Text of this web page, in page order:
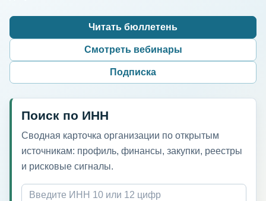
Читать бюллетень
Смотреть вебинары
Подписка
Поиск по ИНН
Сводная карточка организации по открытым
источникам: профиль, финансы, закупки, реестры
и рисковые сигналы.